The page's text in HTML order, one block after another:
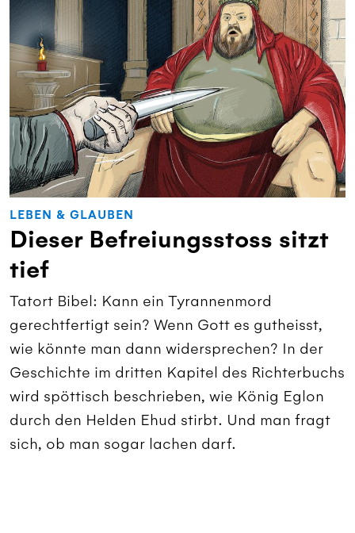
LEBEN & GLAUBEN
Dieser Befreiungsstoss sitzt
tief
Tatort Bibel: Kann ein Tyrannenmord
gerechtfertigt sein? Wenn Gott es gutheisst,
wie könnte man dann widersprechen? In der
Geschichte im dritten Kapitel des Richterbuchs
wird spöttisch beschrieben, wie König Eglon
durch den Helden Ehud stirbt. Und man fragt
sich, ob man sogar lachen darf.